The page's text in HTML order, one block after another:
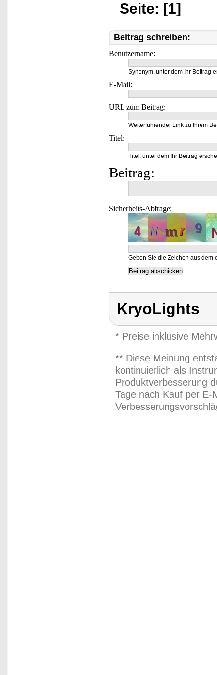
Seite: [1]
Beitrag schreiben:
Benutzername:
Synonym, unter dem Ihr Beitrag
E-Mail:
URL zum Beitrag:
Weiterführender Link zu Ihrem
Titel:
Titel, unter dem Ihr Beitrag
Beitrag:
Sicherheits-Abfrage:
Geben Sie die Zeichen aus dem
KryoLights
* Preise inklusive
** Diese Meinung
kontinuierlich als
Produktverbesserung
Tage nach Kauf per E-